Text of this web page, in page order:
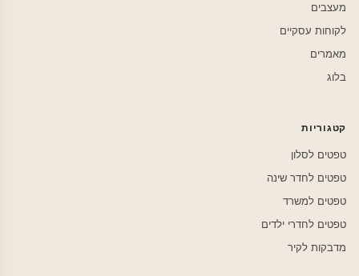
מעצבים
לקוחות עסקיים
מאמרים
בלוג
קטגוריות
טפטים לסלון
טפטים לחדר שינה
טפטים למשרד
טפטים לחדרי ילדים
מדבקות לקיר